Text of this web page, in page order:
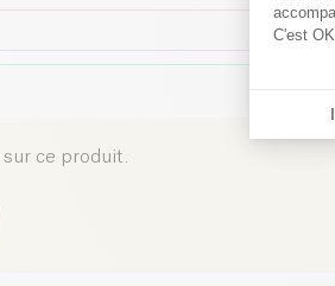
sur ce produit.
C'est